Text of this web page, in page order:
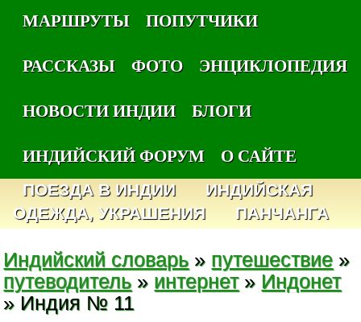
МАРШРУТЫ
ПОПУТЧИКИ
РАССКАЗЫ
ФОТО
ЭНЦИКЛОПЕДИЯ
НОВОСТИ ИНДИИ
БЛОГИ
ИНДИЙСКИЙ ФОРУМ
О САЙТЕ
ПОЕЗДА В ИНДИИ
ИНДИЙСКАЯ
ОДЕЖДА, УКРАШЕНИЯ
ПАНЧАНГА
Индийский словарь » путешествие »
путеводитель » интернет» Индонет
» Индия № 11